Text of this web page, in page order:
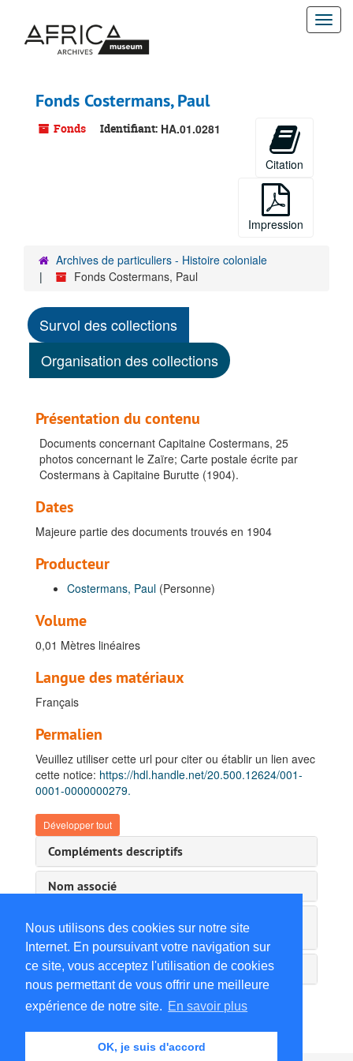
Nous utilisons des cookies sur notre site
Internet. En poursuivant votre navigation sur
ce site, vous acceptez l'utilisation de cookies
nous permettant de vous offrir une meilleure
expérience de notre site. En savoir plus
OK, je suis d'accord
contenu
Fonds Costermans, Paul
Fonds Identifiant: HA.01.0281
Citation
Impression
Archives de particuliers - Histoire coloniale
Fonds Costermans, Paul
Survol des collections
Organisation des collections
Présentation du contenu
Documents concernant Capitaine Costermans, 25
photos concernant le Zaïre; Carte postale écrite par
Costermans à Capitaine Burutte (1904).
Dates
Majeure partie des documents trouvés en 1904
Producteur
Costermans, Paul (Personne)
Volume
0,01 Mètres linéaires
Langue des matériaux
Français
Permalien
Veuillez utiliser cette url pour citer ou établir un lien avec
cette notice: https://hdl.handle.net/20.500.12624/001-
0001-0000000279.
Développer tout
Compléments descriptifs
Nom associé
Instrument de recherche & information
administrative
Détails du service d'archives